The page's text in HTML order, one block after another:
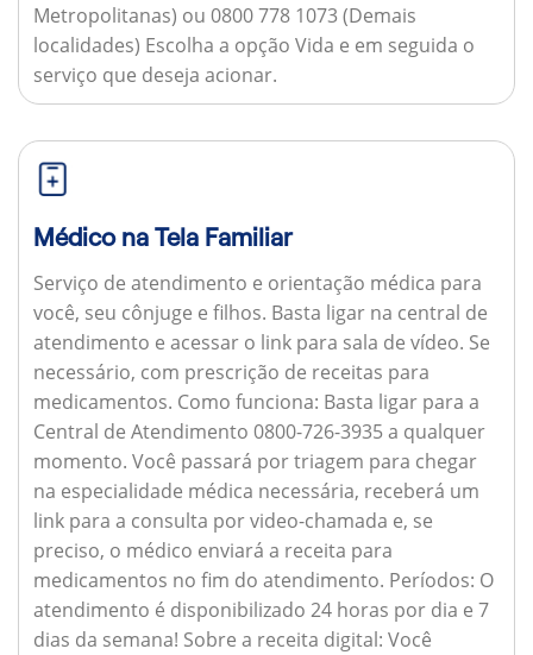
Metropolitanas) ou 0800 778 1073 (Demais
localidades) Escolha a opção Vida e em seguida o
serviço que deseja acionar.
Médico na Tela Familiar
Serviço de atendimento e orientação médica para
você, seu cônjuge e filhos. Basta ligar na central de
atendimento e acessar o link para sala de vídeo. Se
necessário, com prescrição de receitas para
medicamentos. Como funciona: Basta ligar para a
Central de Atendimento 0800-726-3935 a qualquer
momento. Você passará por triagem para chegar
na especialidade médica necessária, receberá um
link para a consulta por video-chamada e, se
preciso, o médico enviará a receita para
medicamentos no fim do atendimento. Períodos: O
atendimento é disponibilizado 24 horas por dia e 7
dias da semana! Sobre a receita digital: Você